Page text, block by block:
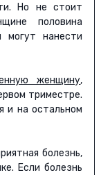
Но не стоит
половина
могут нанести
женщину,
триместре.
и на остальном
болезнь,
Если болезнь